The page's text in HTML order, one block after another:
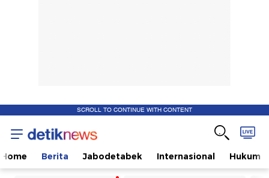
SCROLL TO CONTINUE WITH CONTENT
Home Berita Jabodetabek Internasional Hukum